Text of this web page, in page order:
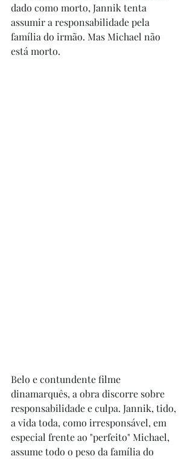
dado como morto, Jannik tenta
assumir a responsabilidade pela
família do irmão. Mas Michael não
está morto.
Belo e contundente filme
dinamarquês, a obra discorre sobre
responsabilidade e culpa. Jannik, tido,
a vida toda, como irresponsável, em
especial frente ao "perfeito" Michael,
assume todo o peso da família do